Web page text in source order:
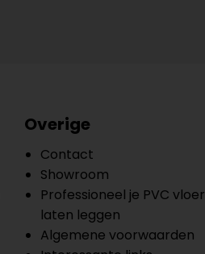
Overige
Contact
Showroom
Professioneel je PVC vloer
laten leggen
Algemene voorwaarden